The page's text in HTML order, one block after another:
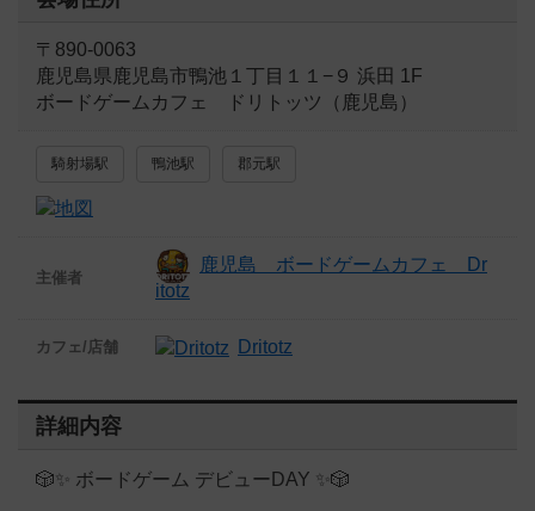
〒890-0063
鹿児島県鹿児島市鴨池１丁目１１−９ 浜田 1F
ボードゲームカフェ ドリトッツ（鹿児島）
騎射場駅 鴨池駅 郡元駅
主催者
鹿児島 ボードゲームカフェ Dr
itotz
カフェ/店舗 Dritotz
詳細内容
🎲✨ ボードゲーム デビューDAY ✨🎲